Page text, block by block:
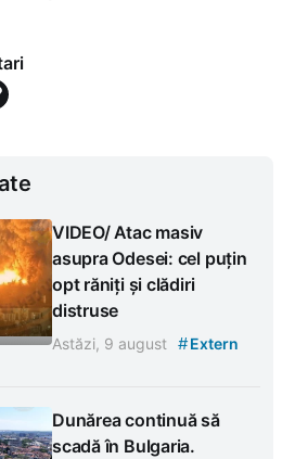
VIDEO/ Atac masiv
asupra Odesei: cel puțin
opt răniți și clădiri
distruse
Astăzi, 9 august #Extern
Dunărea continuă să
scadă în Bulgaria.